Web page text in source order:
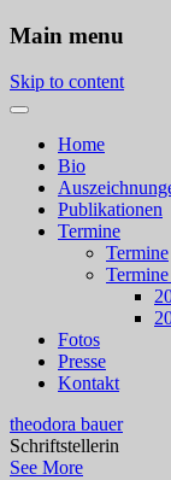
Main menu
Skip to content
Home
Bio
Publikationen
Termine
Termine
Fotos
Presse
Kontakt
theodora bauer
Schriftstellerin
See More